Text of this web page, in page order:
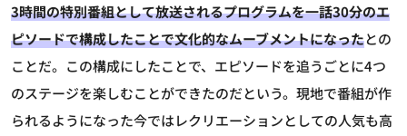
3時間の特別番組として放送されるプログラムを一話30分のエ
ピソードで構成したことで文化的なムーブメントになったとの
ことだ。この構成にしたことで、エピソードを追うごとに4つ
のステージを楽しむことができたのだという。現地で番組が作
られるようになった今ではレクリエーションとしての人気も高